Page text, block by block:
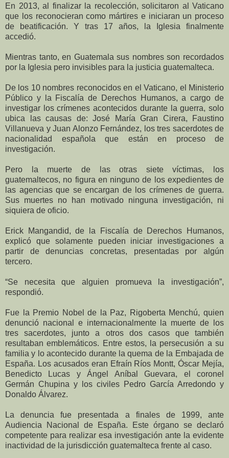
En 2013, al finalizar la recolección, solicitaron al Vaticano
que los reconocieran como mártires e iniciaran un proceso
de beatificación. Y tras 17 años, la Iglesia finalmente
accedió.
Mientras tanto, en Guatemala sus nombres son recordados
por la Iglesia pero invisibles para la justicia guatemalteca.
De los 10 nombres reconocidos en el Vaticano, el Ministerio
Público y la Fiscalía de Derechos Humanos, a cargo de
investigar los crímenes acontecidos durante la guerra, solo
ubica las causas de: José María Gran Cirera, Faustino
Villanueva y Juan Alonzo Fernández, los tres sacerdotes de
nacionalidad española que están en proceso de
investigación.
Pero la muerte de las otras siete víctimas, los
guatemaltecos, no figura en ninguno de los expedientes de
las agencias que se encargan de los crímenes de guerra.
Sus muertes no han motivado ninguna investigación, ni
siquiera de oficio.
Erick Mangandid, de la Fiscalía de Derechos Humanos,
explicó que solamente pueden iniciar investigaciones a
partir de denuncias concretas, presentadas por algún
tercero.
“Se necesita que alguien promueva la investigación”,
respondió.
Fue la Premio Nobel de la Paz, Rigoberta Menchú, quien
denunció nacional e internacionalmente la muerte de los
tres sacerdotes, junto a otros dos casos que también
resultaban emblemáticos. Entre estos, la persecusión a su
familia y lo acontecido durante la quema de la Embajada de
España. Los acusados eran Efraín Ríos Montt, Óscar Mejía,
Benedicto Lucas y Ángel Aníbal Guevara, el coronel
Germán Chupina y los civiles Pedro García Arredondo y
Donaldo Álvarez.
La denuncia fue presentada a finales de 1999, ante
Audiencia Nacional de España. Este órgano se declaró
competente para realizar esa investigación ante la evidente
inactividad de la jurisdicción guatemalteca frente al caso.